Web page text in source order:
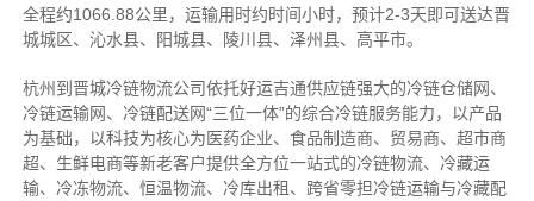
全程约1066.88公里，运输用时约时间小时，预计2-3天即可送达晋
城城区、沁水县、阳城县、陵川县、泽州县、高平市。
杭州到晋城冷链物流公司依托好运吉通供应链强大的冷链仓储网、
冷链运输网、冷链配送网“三位一体”的综合冷链服务能力，以产品
为基础，以科技为核心为医药企业、食品制造商、贸易商、超市商
超、生鲜电商等新老客户提供全方位一站式的冷链物流、冷藏运
输、冷冻物流、恒温物流、冷库出租、跨省零担冷链运输与冷藏配